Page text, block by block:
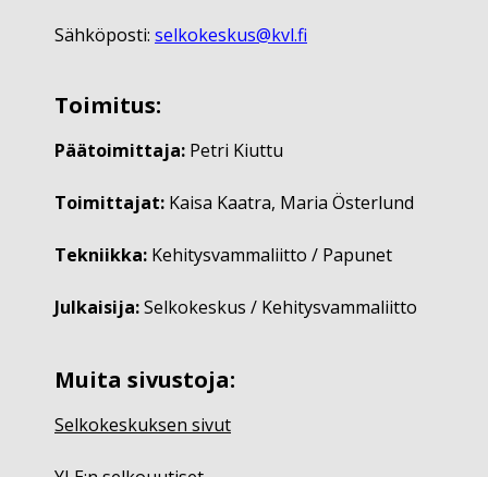
Sähköposti: selkokeskus@kvl.fi
Toimitus:
Päätoimittaja: Petri Kiuttu
Toimittajat: Kaisa Kaatra, Maria Österlund
Tekniikka: Kehitysvammaliitto / Papunet
Julkaisija:Selkokeskus / Kehitysvammaliitto
Muita sivustoja:
Selkokeskuksen sivut